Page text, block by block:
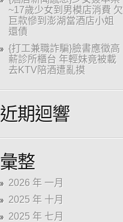
~17歲少女到男模店消費 欠
巨款慘到澎湖當酒店小姐
還債
{打工兼職詐騙}臉書應徵高
薪診所櫃台 年輕妹竟被載
去KTV陪酒遭亂摸
近期迴響
彙整
2026 年 一月
2025 年 十月
2025 年 七月